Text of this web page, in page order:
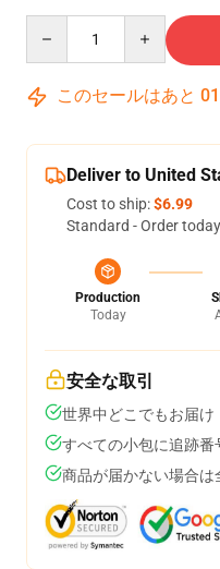
このセールはあと 01
Deliver to United
Cost to ship:$6.99
Standard - Order
Production
Today
安全な取引
世界中どこでもお届け
すべての小包に追跡番
商品が届かない場合は